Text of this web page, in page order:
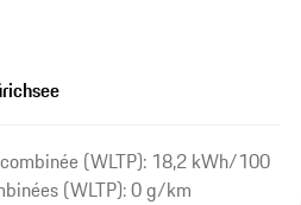
(WLTP): 18,2 kWh/100
(WLTP): 0 g/km